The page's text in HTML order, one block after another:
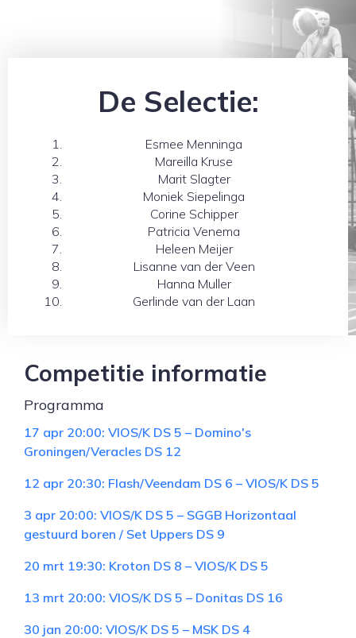
De Selectie:
Esmee Menninga
Mareilla Kruse
Marit Slagter
Moniek Siepelinga
Corine Schipper
Patricia Venema
Heleen Meijer
Lisanne van der Veen
Hanna Muller
Gerlinde van der Laan
Competitie informatie
Programma
17 apr 20:00: VIOS/K DS 5 – Domino's
Groningen/Veracles DS 12
12 apr 20:30: Flash/Veendam DS 6 – VIOS/K DS 5
3 apr 20:00: VIOS/K DS 5 – SGGB Horizontaal
gestuurd boren / Set Uppers DS 9
20 mrt 19:30: Kroton DS 8 – VIOS/K DS 5
13 mrt 20:00: VIOS/K DS 5 – Donitas DS 16
30 jan 20:00: VIOS/K DS 5 – MSK DS 4